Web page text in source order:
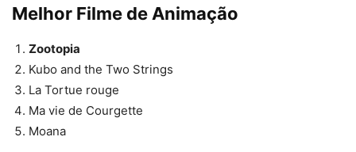
Melhor Filme de Animação
Zootopia
Kubo and the Two Strings
La Tortue rouge
Ma vie de Courgette
Moana